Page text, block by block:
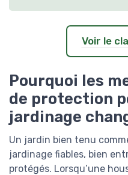
Voir le
Pourquoi les
de protection
jardinage
Un jardin bien tenu
jardinage fiables, bien
protégés. Lorsqu’une